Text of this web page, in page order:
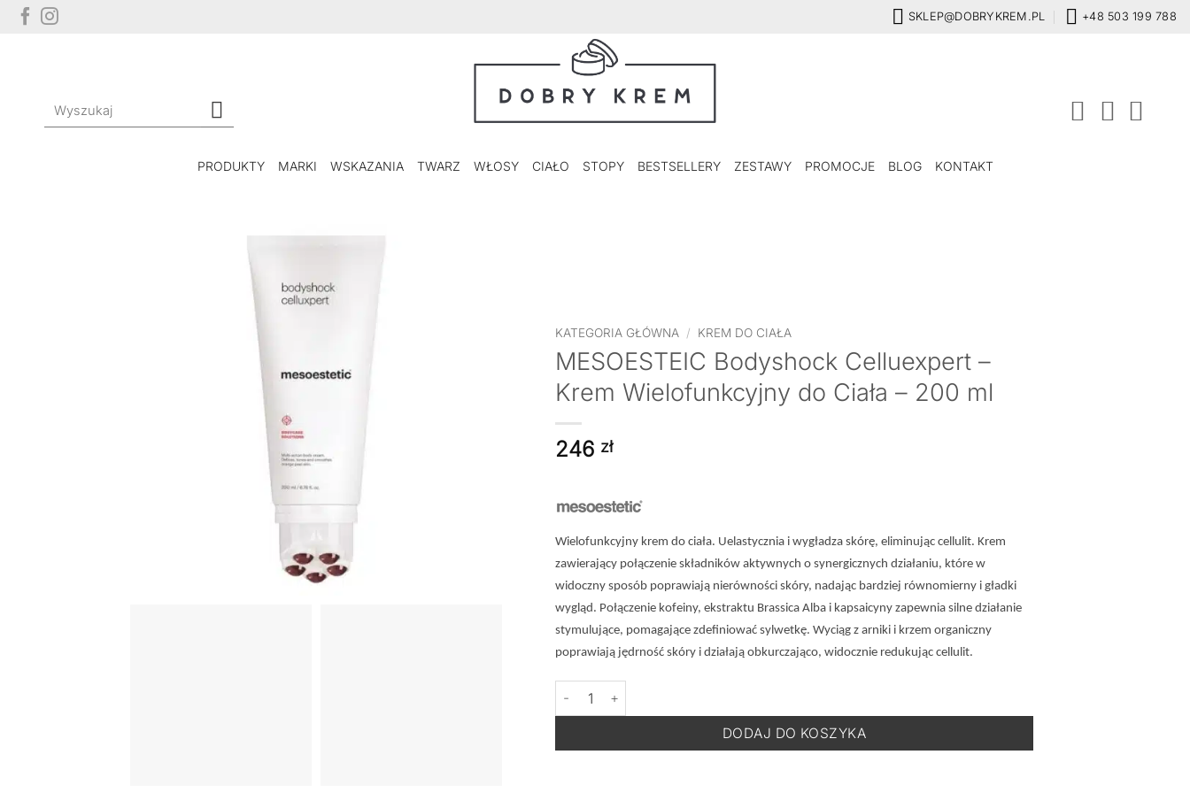
Przewiń
SKLEP@DOBRYKREM.PL +48 503 199 788
Szukaj:
PRODUKTY MARKI WSKAZANIA TWARZ WŁOSY CIAŁO STOPY BESTSELLERY ZESTAWY PROMOCJE BLOG KONTAKT
KATEGORIA GŁÓWNA / KREM DO CIAŁA
MESOESTEIC Bodyshock Celluexpert –
Krem Wielofunkcyjny do Ciała – 200 ml
246 zł
Wielofunkcyjny krem do ciała. Uelastycznia i wygładza skórę, eliminując cellulit. Krem
zawierający połączenie składników aktywnych o synergicznych działaniu, które w
widoczny sposób poprawiają nierówności skóry, nadając bardziej równomierny i gładki
wygląd. Połączenie kofeiny, ekstraktu Brassica Alba i kapsaicyny zapewnia silne działanie
stymulujące, pomagające zdefiniować sylwetkę. Wyciąg z arniki i krzem organiczny
poprawiają jędrność skóry i działają obkurczająco, widocznie redukując cellulit.
ilość MESOESTEIC Bodyshock Celluexpert - Krem Wielofunkcyjny do Ciała - 200 ml
DODAJ DO KOSZYKA